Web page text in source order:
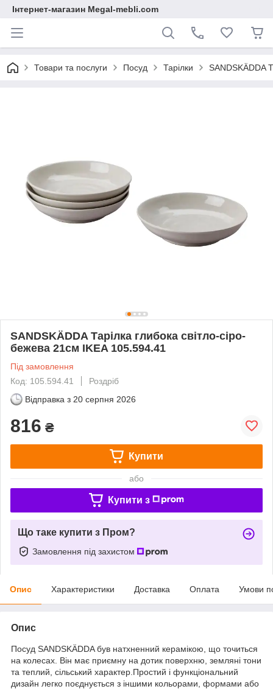
Інтернет-магазин Megal-mebli.com
Товари та послуги Посуд Тарілки SANDSKÄDDA
SANDSKÄDDA Тарілка глибока світло-сіро-
бежева 21см IKEA 105.594.41
Під замовлення
Код: 105.594.41
Роздріб
Відправка з 20 серпня 2026
816 ₴
Купити
або
Купити з
Що таке купити з Пром?
Замовлення під захистом
Опис Характеристики Доставка Оплата Умови
Опис
Посуд SANDSKÄDDA був натхненний керамікою, що точиться
на колесах. Він має приємну на дотик поверхню, земляні тони
та теплий, сільський характер.Простий і функціональний
дизайн легко поєднується з іншими кольорами, формами або